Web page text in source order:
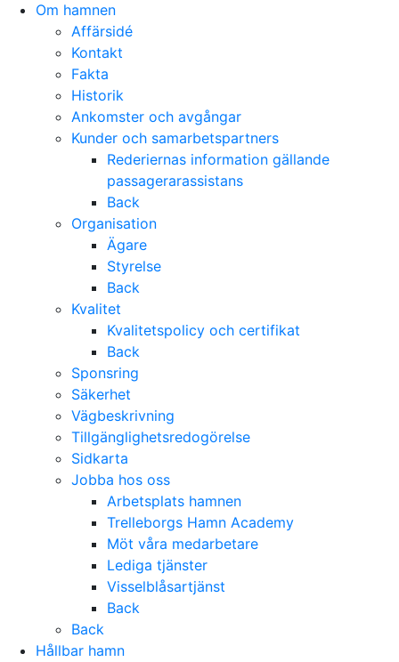
Om hamnen
Affärsidé
Kontakt
Fakta
Historik
Ankomster och avgångar
Kunder och samarbetspartners
Rederiernas information gällande
passagerarassistans
Back
Organisation
Ägare
Styrelse
Back
Kvalitet
Kvalitetspolicy och certifikat
Back
Sponsring
Säkerhet
Vägbeskrivning
Tillgänglighetsredogörelse
Sidkarta
Jobba hos oss
Arbetsplats hamnen
Trelleborgs Hamn Academy
Möt våra medarbetare
Lediga tjänster
Visselblåsartjänst
Back
Back
Hållbar hamn